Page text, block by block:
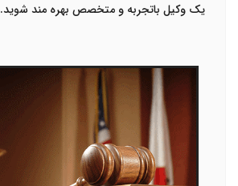
یک وکیل باتجربه و متخصص بهره مند شوید.